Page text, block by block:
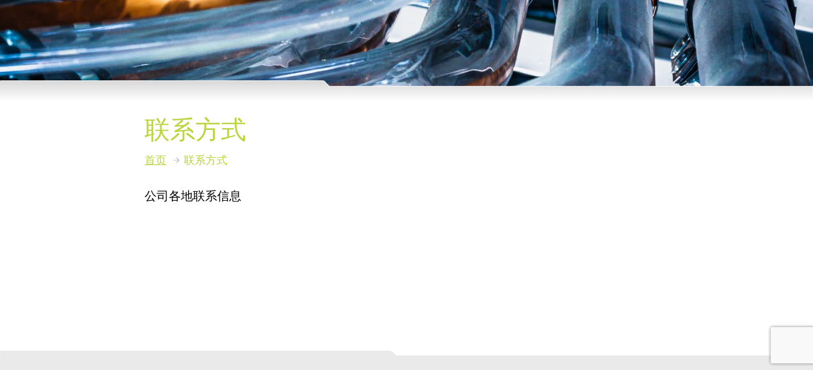
联系方式
首页 联系方式
公司各地联系信息